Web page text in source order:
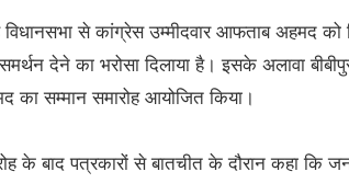
विधानसभा से कांग्रेस उम्मीदवार आफताब अहमद
देने का भरोसा दिलाया है। इसके अलावा
का सम्मान समारोह आयोजित किया।
के बाद पत्रकारों से बातचीत के दौरान कहा कि